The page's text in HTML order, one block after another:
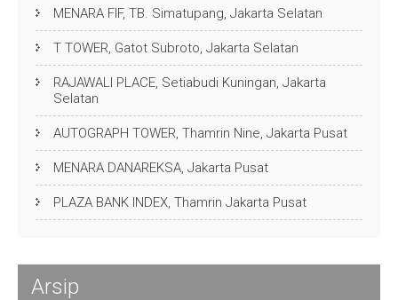
MENARA FIF, TB. Simatupang, Jakarta Selatan
T TOWER, Gatot Subroto, Jakarta Selatan
RAJAWALI PLACE, Setiabudi Kuningan, Jakarta
Selatan
AUTOGRAPH TOWER, Thamrin Nine, Jakarta Pusat
MENARA DANAREKSA, Jakarta Pusat
PLAZA BANK INDEX, Thamrin Jakarta Pusat
Arsip